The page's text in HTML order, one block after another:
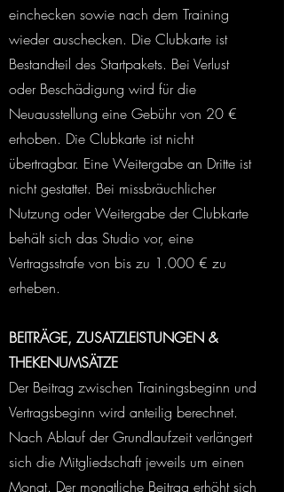
einchecken sowie nach dem Training
wieder auschecken. Die Clubkarte ist
Bestandteil des Startpakets. Bei Verlust
oder Beschädigung wird für die
Neuausstellung eine Gebühr von 20 €
erhoben. Die Clubkarte ist nicht
übertragbar. Eine Weitergabe an Dritte ist
nicht gestattet. Bei missbräuchlicher
Nutzung oder Weitergabe der Clubkarte
behält sich das Studio vor, eine
Vertragsstrafe von bis zu 1.000 € zu
erheben.
BEITRÄGE, ZUSATZLEISTUNGEN &
THEKENUMSÄTZE
Der Beitrag zwischen Trainingsbeginn und
Vertragsbeginn wird anteilig berechnet.
Nach Ablauf der Grundlaufzeit verlängert
sich die Mitgliedschaft jeweils um einen
Monat. Der monatliche Beitrag erhöht sich